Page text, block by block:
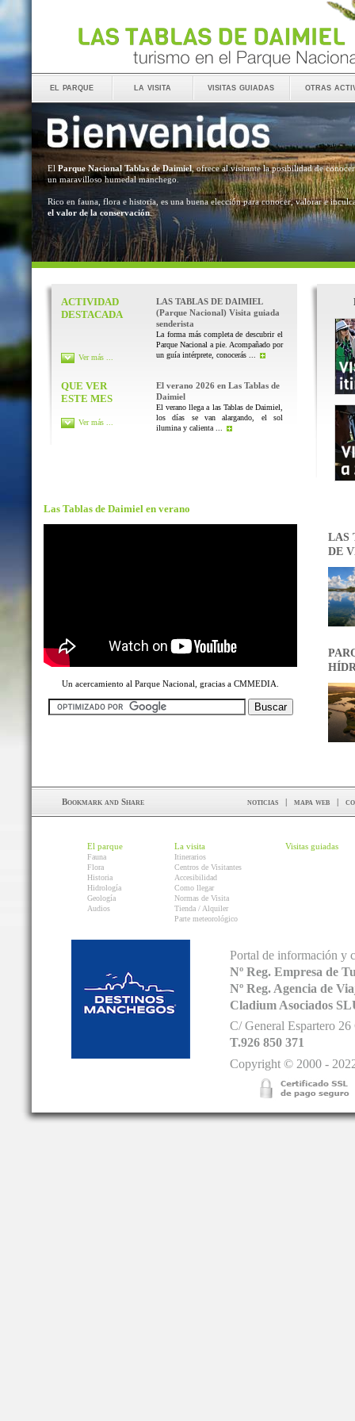
el parque la visita visitas guiadas otras
El Parque Nacional Tablas de Daimiel, ofrece al visitante la posibilidad de conocer
un maravilloso humedal manchego.
Rico en fauna, flora e historia, es una buena elección para conocer, valorar e
el valor de la conservación.
ACTIVIDAD
DESTACADA
LAS TABLAS DE DAIMIEL
(Parque Nacional) Visita guiada
senderista
La forma más completa de descubrir el
Parque Nacional a pie. Acompañado por
un guía intérprete, conocerás ...
Ver más ...
QUE VER
ESTE MES
El verano 2026 en Las Tablas de
Daimiel
El verano llega a las Tablas de Daimiel,
los días se van alargando, el sol
ilumina y calienta ...
Ver más ...
Las Tablas de Daimiel en verano
Un acercamiento al Parque Nacional, gracias a CMMEDIA.
LAS
DE
noticias | mapa web |
El parque
Fauna
Flora
Historia
Hidrología
Geología
Audios
La visita
Itinerarios
Centros de Visitantes
Accesibilidad
Como llegar
Normas de Visita
Tienda / Alquiler
Parte meteorológico
Visitas guiadas
Portal de información y
Nº Reg. Empresa de
Nº Reg. Agencia de
Cladium Asociados
C/ General Espartero
T.926 850 371
Copyright © 2000 -